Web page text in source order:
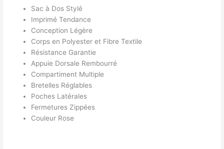
Sac à Dos Stylé
Imprimé Tendance
Conception Légère
Corps en Polyester et Fibre Textile
Résistance Garantie
Appuie Dorsale Rembourré
Compartiment Multiple
Bretelles Réglables
Poches Latérales
Fermetures Zippées
Couleur Rose